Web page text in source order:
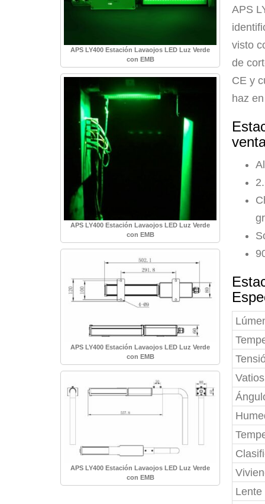
APS LY400 Estación Lavaojos LED Luz Verde
con EMB
APS LY400 Estación Lavaojos LED Luz Verde
con EMB
APS LY400 Estación Lavaojos LED Luz Verde
con EMB
APS LY400 Estación Lavaojos LED Luz Verde
con EMB
APS
visto
de
CE y
haz
Vatios
Lente